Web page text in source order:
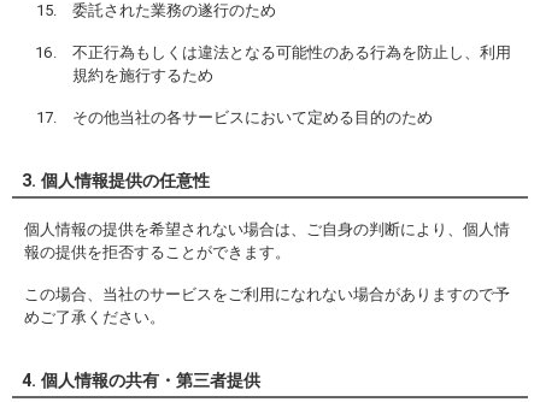
委託された業務の遂行のため
不正行為もしくは違法となる可能性のある行為を防止し、利用
規約を施行するため
その他当社の各サービスにおいて定める目的のため
3. 個人情報提供の任意性
個人情報の提供を希望されない場合は、ご自身の判断により、個人情
報の提供を拒否することができます。
この場合、当社のサービスをご利用になれない場合がありますので予
めご了承ください。
4. 個人情報の共有・第三者提供